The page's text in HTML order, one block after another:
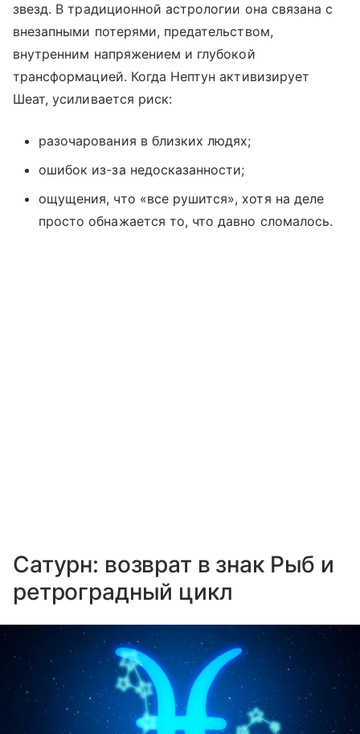
звезд. В традиционной астрологии она связана с
внезапными потерями, предательством,
внутренним напряжением и глубокой
трансформацией. Когда Нептун активизирует
Шеат, усиливается риск:
разочарования в близких людях;
ошибок из-за недосказанности;
ощущения, что «все рушится», хотя на деле
просто обнажается то, что давно сломалось.
Сатурн: возврат в знак Рыб и
ретроградный цикл